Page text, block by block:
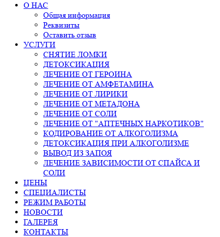
О НАС
Общая информация
Реквизиты
Оставить отзыв
УСЛУГИ
СНЯТИЕ ЛОМКИ
ДЕТОКСИКАЦИЯ
ЛЕЧЕНИЕ ОТ ГЕРОИНА
ЛЕЧЕНИЕ ОТ АМФЕТАМИНА
ЛЕЧЕНИЕ ОТ ЛИРИКИ
ЛЕЧЕНИЕ ОТ МЕТАДОНА
ЛЕЧЕНИЕ ОТ СОЛИ
ЛЕЧЕНИЕ ОТ "АПТЕЧНЫХ НАРКОТИКОВ"
КОДИРОВАНИЕ ОТ АЛКОГОЛИЗМА
ДЕТОКСИКАЦИЯ ПРИ АЛКОГОЛИЗМЕ
ВЫВОД ИЗ ЗАПОЯ
ЛЕЧЕНИЕ ЗАВИСИМОСТИ ОТ СПАЙСА И
СОЛИ
ЦЕНЫ
СПЕЦИАЛИСТЫ
РЕЖИМ РАБОТЫ
НОВОСТИ
ГАЛЕРЕЯ
КОНТАКТЫ